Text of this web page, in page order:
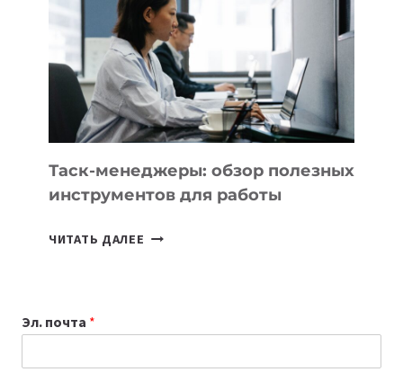
КАКИЕ
3
ЗАДАЧИ
ЕМУ
МОЖНО
ПОРУЧИТЬ
УЖЕ
СЕГОДНЯ
Таск-менеджеры: обзор полезных
инструментов для работы
ЧИТАТЬ ДАЛЕЕ ТАСК-
РАБОТЫ
Эл. почта *